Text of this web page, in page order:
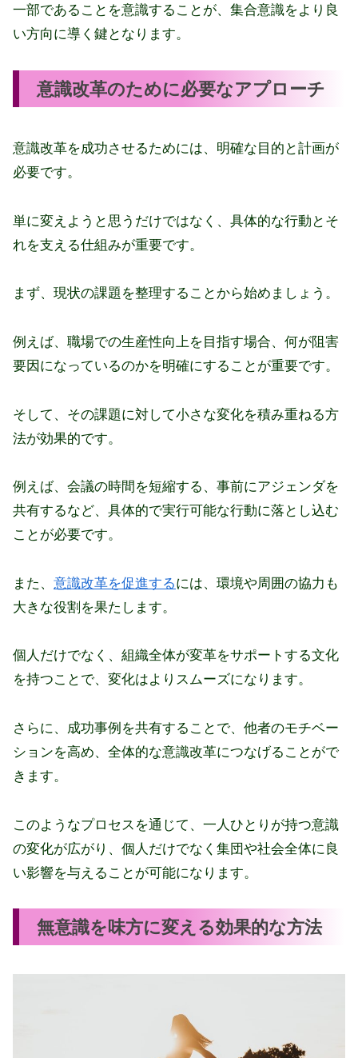
一部であることを意識することが、集合意識をより良
い方向に導く鍵となります。
意識改革のために必要なアプローチ
意識改革を成功させるためには、明確な目的と計画が
必要です。
単に変えようと思うだけではなく、具体的な行動とそ
れを支える仕組みが重要です。
まず、現状の課題を整理することから始めましょう。
例えば、職場での生産性向上を目指す場合、何が阻害
要因になっているのかを明確にすることが重要です。
そして、その課題に対して小さな変化を積み重ねる方
法が効果的です。
例えば、会議の時間を短縮する、事前にアジェンダを
共有するなど、具体的で実行可能な行動に落とし込む
ことが必要です。
また、 意識改革を促進するには、環境や周囲の協力も
大きな役割を果たします。
個人だけでなく、組織全体が変革をサポートする文化
を持つことで、変化はよりスムーズになります。
さらに、成功事例を共有することで、他者のモチベー
ションを高め、全体的な意識改革につなげることがで
きます。
このようなプロセスを通じて、一人ひとりが持つ意識
の変化が広がり、個人だけでなく集団や社会全体に良
い影響を与えることが可能になります。
無意識を味方に変える効果的な方法